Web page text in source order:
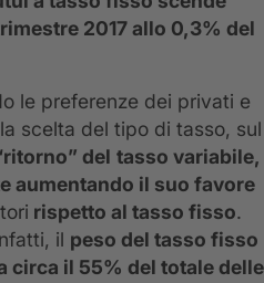
2017 allo 0,3% del
le preferenze dei privati e
scelta del tipo di tasso, sul
del tasso variabile,
aumentando il suo favore
rispetto al tasso fisso.
il peso del tasso fisso
circa il 55% del totale delle